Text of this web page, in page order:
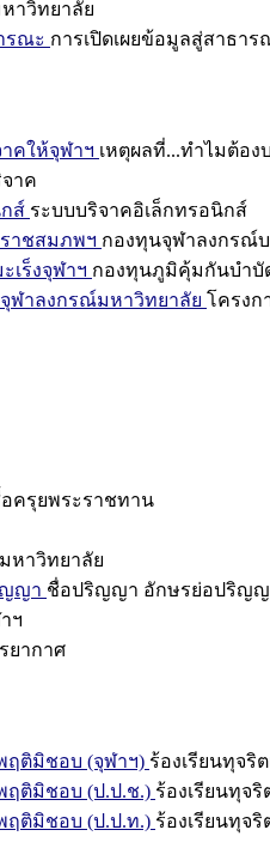
าวิทยาลัย
รณะ การเปิดเผยข้อมูลสู่สาธาร
คให้จุฬาฯ เหตุผลที่...ทำไมต้อง
าค
ส์ ระบบบริจาคอิเล็กทรอนิกส์
าชสมภพฯ กองทุนจุฬาลงกรณ์
เร็งจุฬาฯ กองทุนภูมิคุ้มกันบำบั
ฬาลงกรณ์มหาวิทยาลัย โครงก
อครุยพระราชทาน
หาวิทยาลัย
ญา ชื่อปริญญา อักษรย่อปริญ
ฯ
ยากาศ
ฤติมิชอบ (จุฬาฯ) ร้องเรียนทุจริ
ฤติมิชอบ (ป.ป.ช.) ร้องเรียนทุจ
ฤติมิชอบ (ป.ป.ท.) ร้องเรียนทุจ